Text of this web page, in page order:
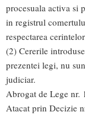
procesuala activa si
in registrul
respectarea
(2) Cererile
prezentei legi, nu
judiciar.
Abrogat de Lege
Atacat prin Decizie